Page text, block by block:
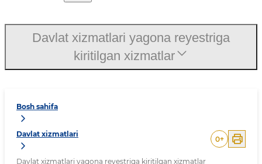
Bosh sahifa
Davlat xizmatlari
Davlat xizmatlari yagona reyestriga kiritilgan xizmatlar
0+
Davlat xizmatlari yagona reyestriga
kiritilgan xizmatlar